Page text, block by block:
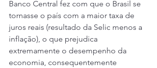
Banco Central fez com que o Brasil se
tornasse o país com a maior taxa de
juros reais (resultado da Selic menos a
inflação), o que prejudica
extremamente o desempenho da
economia, consequentemente